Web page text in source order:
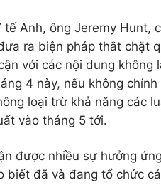
tế Anh, ông Jeremy
ra biện pháp thắt chặt
với các nội dung
4 này, nếu không
loại trừ khả năng các
vào tháng 5 tới.
được nhiều sự hưởng
biết đã và đang tổ chức